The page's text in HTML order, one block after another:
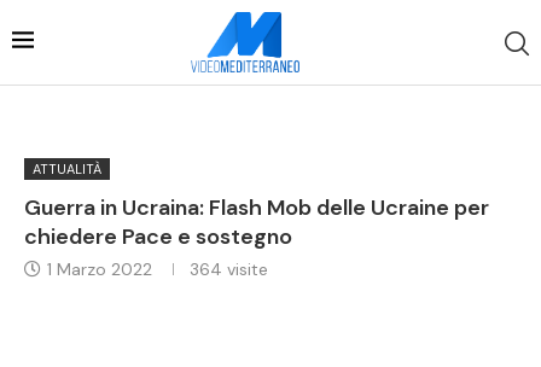
ATTUALITÀ
Guerra in Ucraina: Flash Mob delle Ucraine per
chiedere Pace e sostegno
1 Marzo 2022 364 visite